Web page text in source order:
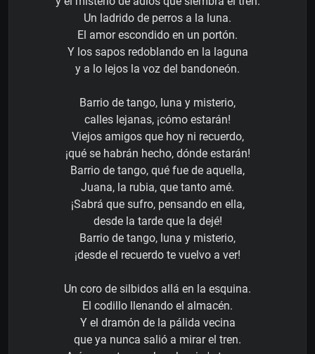
Un ladrido de perros a la luna.
El amor escondido en un portón.
Y los sapos redoblando en la laguna
y a lo lejos la voz del bandoneón.
Barrio de tango, luna y misterio,
calles lejanas, ¡cómo estarán!
Viejos amigos que hoy ni recuerdo,
¡qué se habrán hecho, dónde estarán!
Barrio de tango, qué fue de aquella,
Juana, la rubia, que tanto amé.
¡Sabrá que sufro, pensando en ella,
desde la tarde que la dejé!
Barrio de tango, luna y misterio,
¡desde el recuerdo te vuelvo a ver!
Un coro de silbidos allá en la esquina.
El codillo llenando el almacén.
Y el dramón de la pálida vecina
que ya nunca salió a mirar el tren.